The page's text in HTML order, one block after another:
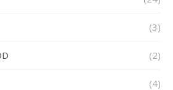
(3)
(2)
(4)